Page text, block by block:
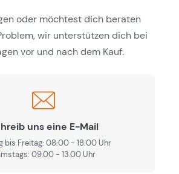
oder möchtest dich beraten
wir unterstützen dich bei
vor und nach dem Kauf.
uns eine E-Mail
bis Freitag: 08:00 - 18:00 Uhr
09.00 - 13.00 Uhr